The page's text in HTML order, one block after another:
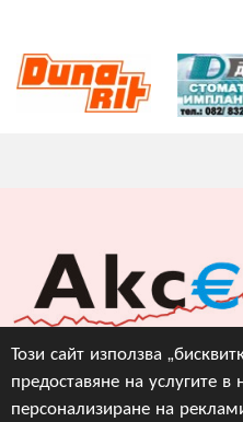
Този сайт използва
предоставяне на услугите в
персонализиране на
Акцент БГ ЕООД
info@akcent.bg
Facebook